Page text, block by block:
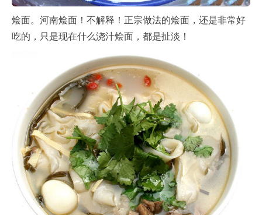
烩面。河南烩面！不解释！正宗做法的烩面，还是非常好
吃的，只是现在什么浇汁烩面，都是扯淡！